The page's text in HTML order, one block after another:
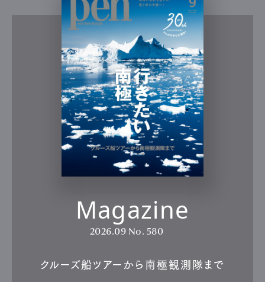
Magazine
2026.09 No. 580
クルーズ船ツアーから南極観測隊まで